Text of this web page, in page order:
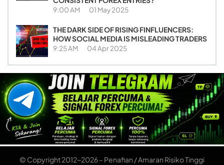
9:00 AM 01 May 2025
THE DARK SIDE OF RISING FINFLUENCERS:
HOW SOCIAL MEDIA IS MISLEADING TRADERS
9:25 AM 04 Apr 2025
© Copyright 2012~2026 – Penafian / Amaran Risiko Tinggi